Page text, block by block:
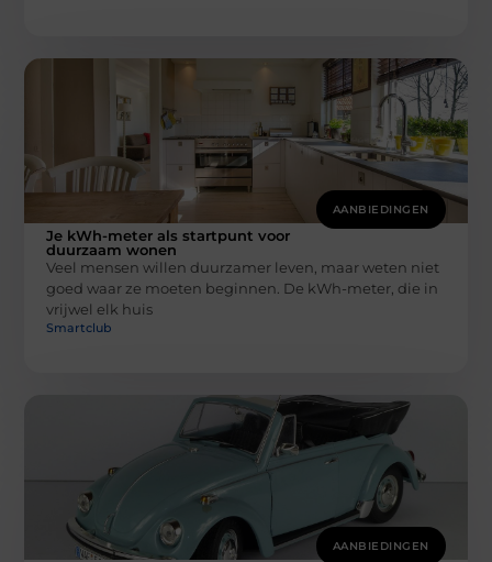
AANBIEDINGEN
Je kWh-meter als startpunt voor
duurzaam wonen
Veel mensen willen duurzamer leven, maar weten niet
goed waar ze moeten beginnen. De kWh-meter, die in
vrijwel elk huis
Smartclub
AANBIEDINGEN